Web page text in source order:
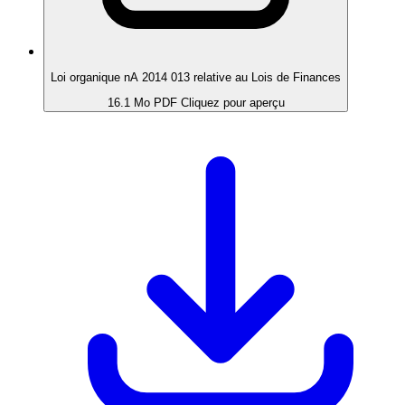
Loi organique nA 2014 013 relative au Lois de Finances
16.1 Mo PDF Cliquez pour aperçu